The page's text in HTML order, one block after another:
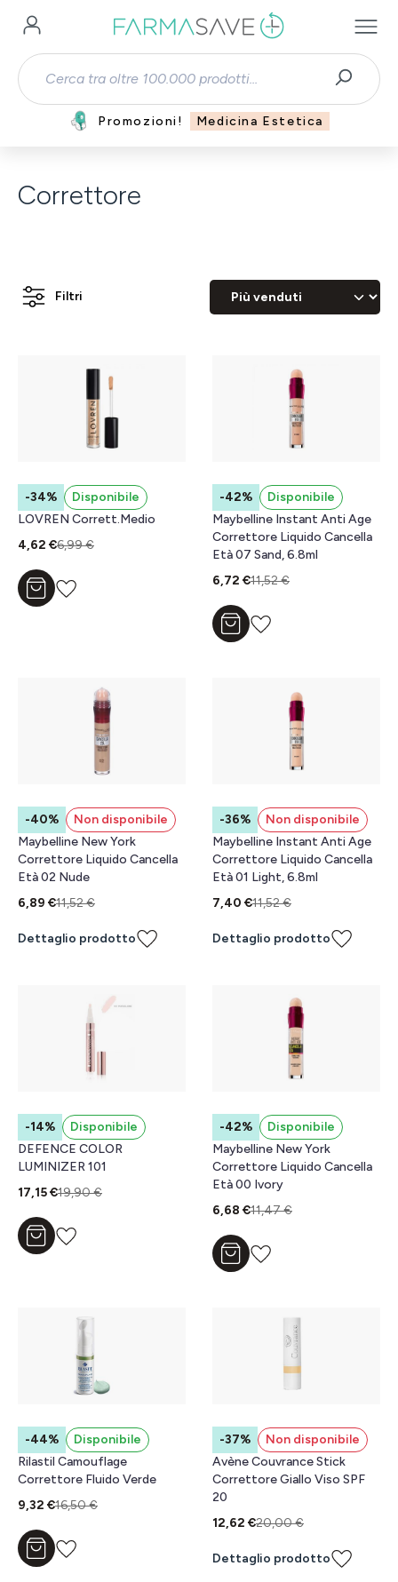
Passa al contenuto principale
Promozioni! Medicina Estetica
Correttore
Filtri
-34%
Disponibile
LOVREN Corrett.Medio
4,62 €6,99 €
Aggiungi al carrello
-42%
Disponibile
Maybelline Instant Anti Age
Correttore Liquido Cancella
Età 07 Sand, 6.8ml
6,72 €11,52 €
Aggiungi al carrello
-40%
Non disponibile
Maybelline New York
Correttore Liquido Cancella
Età 02 Nude
6,89 €11,52 €
Dettaglio prodotto
-36%
Non disponibile
Maybelline Instant Anti Age
Correttore Liquido Cancella
Età 01 Light, 6.8ml
7,40 €11,52 €
Dettaglio prodotto
-14%
Disponibile
DEFENCE COLOR
LUMINIZER 101
17,15 €19,90 €
Aggiungi al carrello
-42%
Disponibile
Maybelline New York
Correttore Liquido Cancella
Età 00 Ivory
6,68 €11,47 €
Aggiungi al carrello
-44%
Disponibile
Rilastil Camouflage
Correttore Fluido Verde
9,32 €16,50 €
Aggiungi al carrello
-37%
Non disponibile
Avène Couvrance Stick
Correttore Giallo Viso SPF
20
12,62 €20,00 €
Dettaglio prodotto